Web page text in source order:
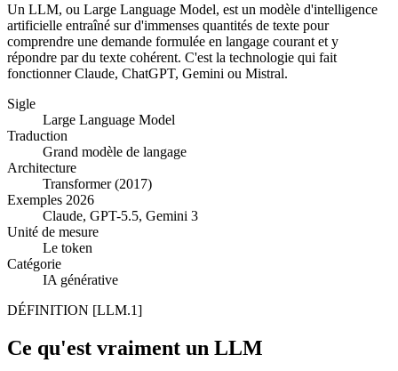
Un LLM, ou Large Language Model, est un modèle d'intelligence
artificielle entraîné sur d'immenses quantités de texte pour
comprendre une demande formulée en langage courant et y
répondre par du texte cohérent. C'est la technologie qui fait
fonctionner Claude, ChatGPT, Gemini ou Mistral.
Sigle
Large Language Model
Traduction
Grand modèle de langage
Architecture
Transformer (2017)
Exemples 2026
Claude, GPT-5.5, Gemini 3
Unité de mesure
Le token
Catégorie
IA générative
DÉFINITION [LLM.1]
Ce qu'est vraiment un LLM